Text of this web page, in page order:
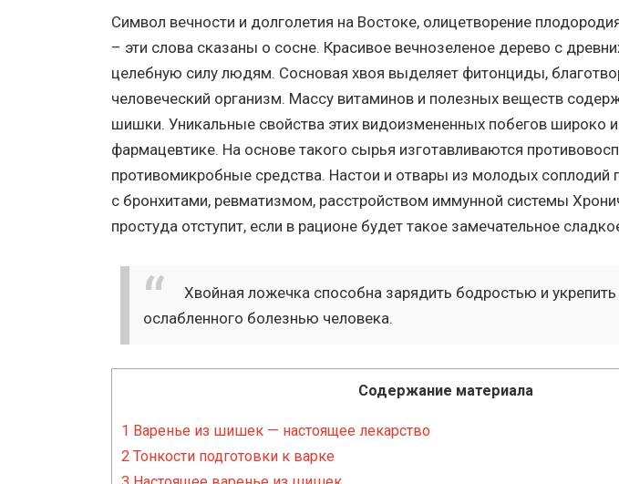
Символ вечности и долголетия на Востоке, олицетворение
– эти слова сказаны о сосне. Красивое вечнозеленое дерево с
целебную силу людям. Сосновая хвоя выделяет фитонциды,
человеческий организм. Массу витаминов и полезных веществ
шишки. Уникальные свойства этих видоизмененных побегов широко
фармацевтике. На основе такого сырья изготавливаются
противомикробные средства. Настои и отвары из молодых соплодий
с бронхитами, ревматизмом, расстройством иммунной системы
простуда отступит, если в рационе будет такое замечательное
Хвойная ложечка способна зарядить бодростью и
ослабленного болезнью человека.
Содержание материала
1 Варенье из шишек — настоящее лекарство
2 Тонкости подготовки к варке